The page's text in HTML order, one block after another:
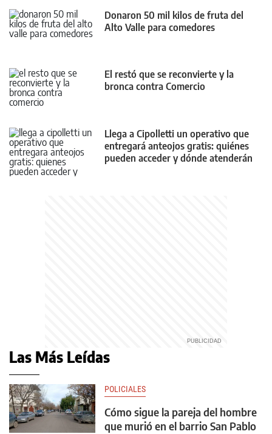
Donaron 50 mil kilos de fruta del
Alto Valle para comedores
El restó que se reconvierte y la
bronca contra Comercio
Llega a Cipolletti un operativo que
entregará anteojos gratis: quiénes
pueden acceder y dónde atenderán
Las Más Leídas
POLICIALES
Cómo sigue la pareja del hombre
que murió en el barrio San Pablo